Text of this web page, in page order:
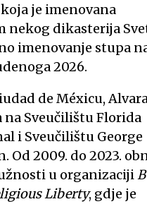
je imenovana
nekog dikasterija
imenovanje stupa
2026.
de Méxicu,
Sveučilištu Florida
i Sveučilištu George
Od 2009. do 2023.
u organizaciji
Liberty, gdje je